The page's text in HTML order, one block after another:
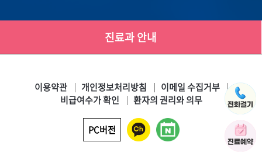
진료과 안내
이용약관 개인정보처리방침
이메일 수집거부
비급여수가 확인
환자의 권리와 의무
PC버전